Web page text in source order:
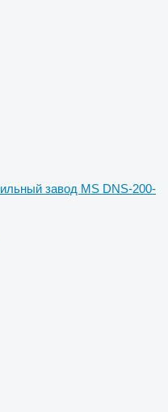
завод MS DNS-200-